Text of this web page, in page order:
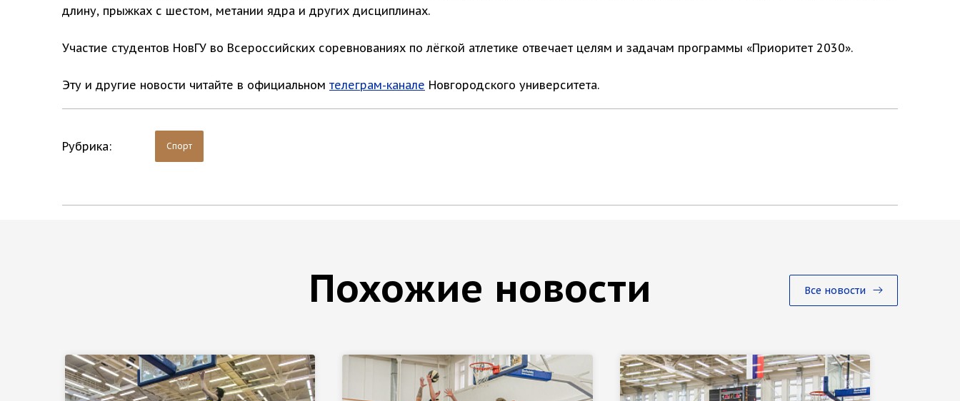
длину, прыжках с шестом, метании ядра и других дисциплинах.
Участие студентов НовГУ во Всероссийских соревнованиях по лёгкой атлетике отвечает целям и задачам программы «Приоритет 2030».
Эту и другие новости читайте в официальном телеграм-канале Новгородского университета.
Рубрика: Спорт
Похожие новости Все новости